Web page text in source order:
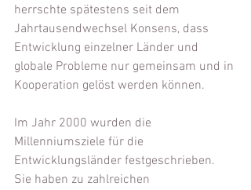
herrschte spätestens seit dem
Jahrtausendwechsel Konsens, dass
Entwicklung einzelner Länder und
globale Probleme nur gemeinsam und in
Kooperation gelöst werden können.
Im Jahr 2000 wurden die
Millenniumsziele für die
Entwicklungsländer festgeschrieben.
Sie haben zu zahlreichen